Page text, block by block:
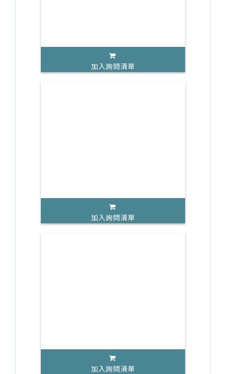
加入詢問清單
加入詢問清單
加入詢問清單